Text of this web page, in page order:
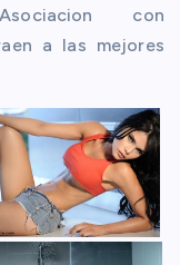
con
a las mejores